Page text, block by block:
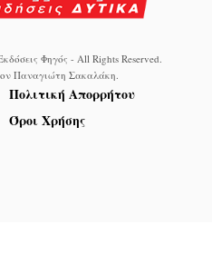
Φηγός - All Rights Reserved.
Παναγιώτη Σακαλάκη.
Πολιτική Απορρήτου
Όροι Χρήσης